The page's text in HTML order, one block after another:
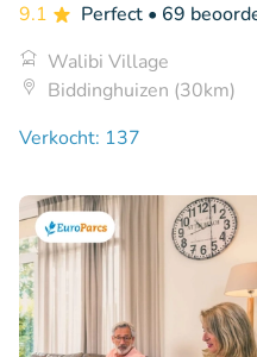
9.1 Perfect • 69
Walibi Village
Biddinghuizen (30km)
Verkocht: 137